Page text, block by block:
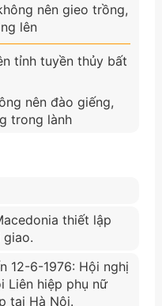
nên gieo trồng,
lên
tỉnh tuyền thủy bất
nên đào giếng,
trong lành
thiết lập
giao.
12-6-1976: Hội nghị
Liên hiệp phụ nữ
tại Hà Nội.